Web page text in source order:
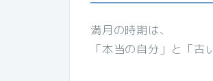
満月の時期は、
「本当の自分」と「